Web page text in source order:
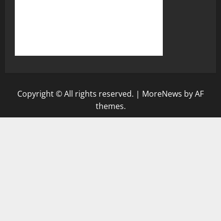
Copyright © All rights reserved. | MoreNews by AF
themes.